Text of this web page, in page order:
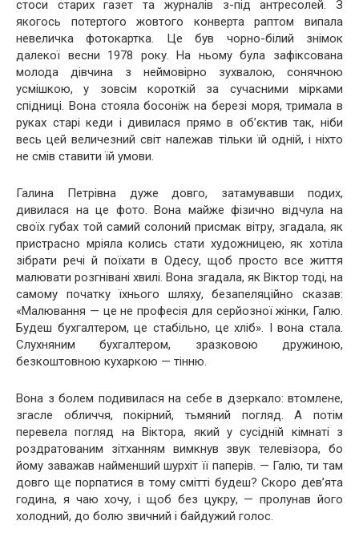
стоси старих газет та журналів з-під антресолей. З
якогось потертого жовтого конверта раптом випала
невеличка фотокартка. Це був чорно-білий знімок
далекої весни 1978 року. На ньому була зафіксована
молода дівчина з неймовірно зухвалою, сонячною
усмішкою, у зовсім короткій за сучасними мірками
спідниці. Вона стояла босоніж на березі моря, тримала в
руках старі кеди і дивилася прямо в об’єктив так, ніби
весь цей величезний світ належав тільки їй одній, і ніхто
не смів ставити їй умови.
Галина Петрівна дуже довго, затамувавши подих,
дивилася на це фото. Вона майже фізично відчула на
своїх губах той самий солоний присмак вітру, згадала, як
пристрасно мріяла колись стати художницею, як хотіла
зібрати речі й поїхати в Одесу, щоб просто все життя
малювати розгнівані хвилі. Вона згадала, як Віктор тоді, на
самому початку їхнього шляху, безапеляційно сказав:
«Малювання — це не професія для серйозної жінки, Галю.
Будеш бухгалтером, це стабільно, це хліб». І вона стала.
Слухняним бухгалтером, зразковою дружиною,
безкоштовною кухаркою — тінню.
Вона з болем подивилася на себе в дзеркало: втомлене,
згасле обличчя, покірний, тьмяний погляд. А потім
перевела погляд на Віктора, який у сусідній кімнаті з
роздратованим зітханням вимкнув звук телевізора, бо
йому заважав найменший шурхіт її паперів. — Галю, ти там
довго ще порпатися в тому смітті будеш? Скоро дев’ята
година, я чаю хочу, і щоб без цукру, — пролунав його
холодний, до болю звичний і байдужий голос.